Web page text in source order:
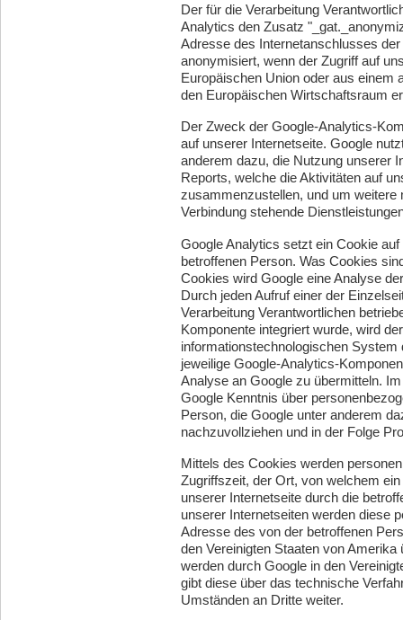
Der für die Verarbeitung
Analytics den Zusatz
Adresse des Internetanschlusses
anonymisiert, wenn der Zugriff auf
Europäischen Union oder aus einem
den Europäischen Wirtschaftsraum
Der Zweck der Google-Analytics-
auf unserer Internetseite. Google
anderem dazu, die Nutzung unserer
Reports, welche die Aktivitäten auf
zusammenzustellen, und um
Verbindung stehende
Google Analytics setzt ein Cookie
betroffenen Person. Was Cookies
Cookies wird Google eine Analyse
Durch jeden Aufruf einer der
Verarbeitung Verantwortlichen
Komponente integriert wurde, wird
informationstechnologischen
jeweilige Google-Analytics-
Analyse an Google zu übermitteln.
Google Kenntnis über
Person, die Google unter anderem
nachzuvollziehen und in der Folge
Mittels des Cookies werden
Zugriffszeit, der Ort, von welchem
unserer Internetseite durch die
unserer Internetseiten werden diese
Adresse des von der betroffenen
den Vereinigten Staaten von
werden durch Google in den
gibt diese über das technische
Umständen an Dritte weiter.